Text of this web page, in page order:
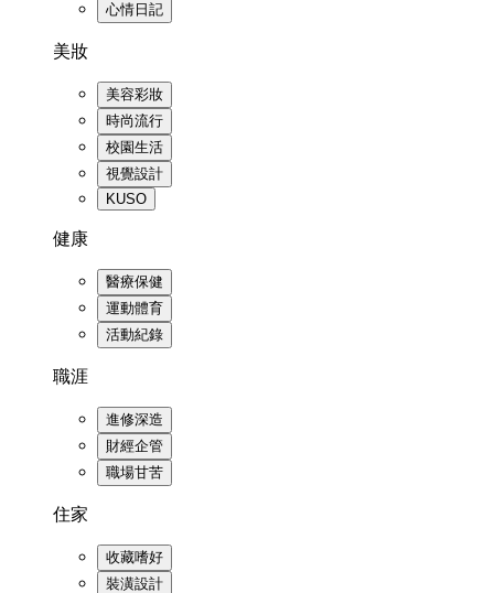
心情日記
美妝
美容彩妝
時尚流行
校園生活
視覺設計
KUSO
健康
醫療保健
運動體育
活動紀錄
職涯
進修深造
財經企管
職場甘苦
住家
收藏嗜好
裝潢設計